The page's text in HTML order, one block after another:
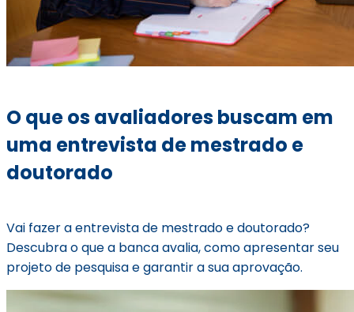
O que os avaliadores buscam em
uma entrevista de mestrado e
doutorado
Vai fazer a entrevista de mestrado e doutorado?
Descubra o que a banca avalia, como apresentar seu
projeto de pesquisa e garantir a sua aprovação.